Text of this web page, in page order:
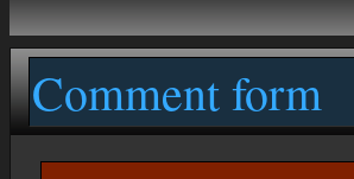
Comment form